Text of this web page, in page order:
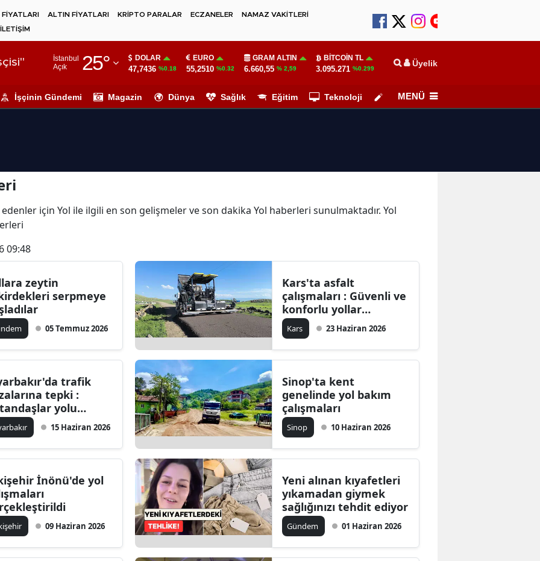
ALTIN FİYATLARI KRİPTO PARALAR ECZANELER
NAMAZ VAKİTLERİ
İLETİŞİM
İstanbul
Açık
25°
Adıyaman
Ağrı
Artvin
Balıkesir
Bitlis
Bolu
Burdur
Bursa
Çanakkale
Çankırı
Çorum
Denizli
Diyarbakır
Edirne
DOLAR
47,7436 %0.18
EURO
55,2510 %0.32
GRAM ALTIN
6.660,55 % 2,59
BITCOIN TL
3.095.271 %0.299 Üyelik
İşçinin Gündemi Magazin Dünya Sağlık Eğitim Teknoloji Köşe Yazarları
MENÜ
için Yol ile ilgili en son gelişmeler ve son dakika Yol haberleri sunulmaktadır. Yol
09:48
zeytin
serpmeye
05 Temmuz 2026
Kars'ta asfalt
çalışmaları : Güvenli ve
konforlu yollar
hedefleniyor
Kars 23 Haziran 2026
trafik
tepki :
yolu
15 Haziran 2026
Sinop'ta kent
genelinde yol bakım
çalışmaları
Sinop 10 Haziran 2026
İnönü'de yol
09 Haziran 2026
Yeni alınan kıyafetleri
yıkamadan giymek
sağlığınızı tehdit ediyor
Gündem 01 Haziran 2026